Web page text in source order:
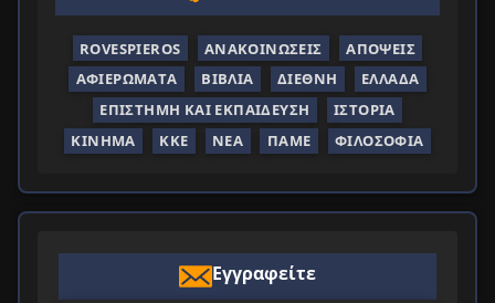
ROVESPIEROS ΑΝΑΚΟΙΝΏΣΕΙΣ
ΑΠΌΨΕΙΣ
ΑΦΙΕΡΏΜΑΤΑ
ΒΙΒΛΊΑ ΔΙΕΘΝΉ
ΕΛΛΆΔΑ
ΕΠΙΣΤΉΜΗ ΚΑΙ ΕΚΠΑΊΔΕΥΣΗ
ΙΣΤΟΡΊΑ
ΚΊΝΗΜΑ
ΚΚΕ ΝΈΑ ΠΑΜΕ ΦΙΛΟΣΟΦΊΑ
Εγγραφείτε